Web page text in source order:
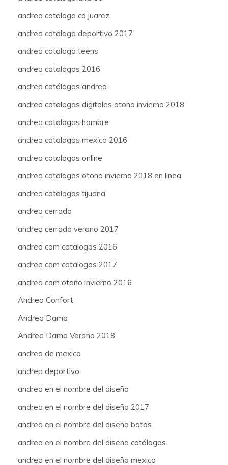
andrea catalogo cd juarez
andrea catalogo deportivo 2017
andrea catalogo teens
andrea catalogos 2016
andrea catálogos andrea
andrea catalogos digitales otoño invierno 2018
andrea catalogos hombre
andrea catalogos mexico 2016
andrea catalogos online
andrea catalogos otoño invierno 2018 en linea
andrea catalogos tijuana
andrea cerrado
andrea cerrado verano 2017
andrea com catalogos 2016
andrea com catalogos 2017
andrea com otoño invierno 2016
Andrea Confort
Andrea Dama
Andrea Dama Verano 2018
andrea de mexico
andrea deportivo
andrea en el nombre del diseño
andrea en el nombre del diseño 2017
andrea en el nombre del diseño botas
andrea en el nombre del diseño catálogos
andrea en el nombre del diseño mexico